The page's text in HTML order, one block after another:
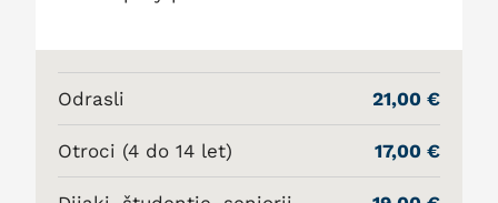
Odrasli 21,00 €
Otroci (4 do 14 let) 17,00 €